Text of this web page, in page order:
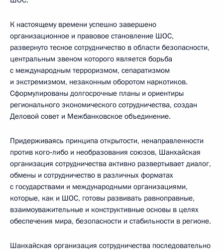
К настоящему времени успешно завершено
организационное и правовое становление ШОС,
развернуто тесное сотрудничество в области безопасности,
центральным звеном которого является борьба
с международным терроризмом, сепаратизмом
и экстремизмом, незаконным оборотом наркотиков.
Сформулированы долгосрочные планы и ориентиры
регионального экономического сотрудничества, создан
Деловой совет и Межбанковское объединение.
Придерживаясь принципа открытости, ненаправленности
против кого‑либо и необразования союзов, Шанхайская
организация сотрудничества активно развертывает диалог,
обмены и сотрудничество в различных форматах
с государствами и международными организациями,
которые, как и ШОС, готовы развивать равноправные,
взаимоуважительные и конструктивные основы в целях
обеспечения мира, безопасности и стабильности в регионе.
Шанхайская организация сотрудничества последовательно